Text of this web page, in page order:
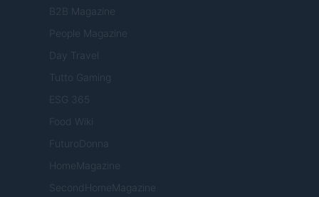
B2B Magazine
People Magazine
Day Travel
Tutto Gaming
ESG 365
Food Wiki
FuturoDonna
HomeMagazine
SecondHomeMagazine